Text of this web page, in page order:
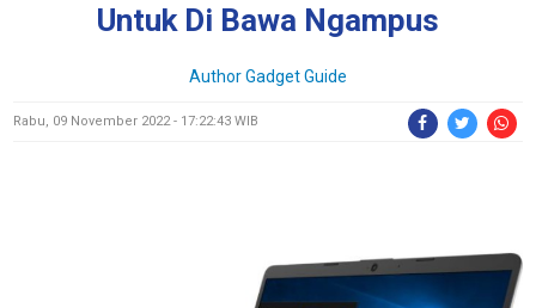
Untuk Di Bawa Ngampus
Author Gadget Guide
Rabu, 09 November 2022 - 17:22:43 WIB